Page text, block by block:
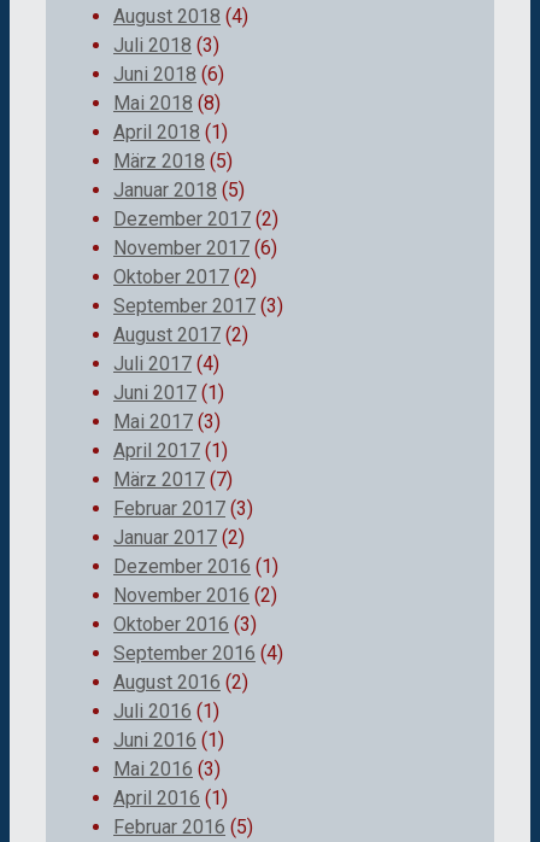
August 2018 (4)
Juli 2018 (3)
Juni 2018 (6)
Mai 2018 (8)
April 2018 (1)
März 2018 (5)
Januar 2018 (5)
Dezember 2017 (2)
November 2017 (6)
Oktober 2017 (2)
September 2017 (3)
August 2017 (2)
Juli 2017 (4)
Juni 2017 (1)
Mai 2017 (3)
April 2017 (1)
März 2017 (7)
Februar 2017 (3)
Januar 2017 (2)
Dezember 2016 (1)
November 2016 (2)
Oktober 2016 (3)
September 2016 (4)
August 2016 (2)
Juli 2016 (1)
Juni 2016 (1)
Mai 2016 (3)
April 2016 (1)
Februar 2016 (5)